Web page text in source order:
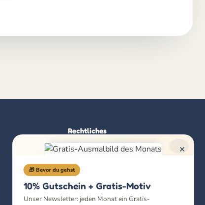
Rechtliches
Impressum
Datenschutz
AGB
Widerrufsbelehrung
×
🎁 Bevor du gehst
10% Gutschein + Gratis-Motiv
Unser Newsletter: jeden Monat ein Gratis-